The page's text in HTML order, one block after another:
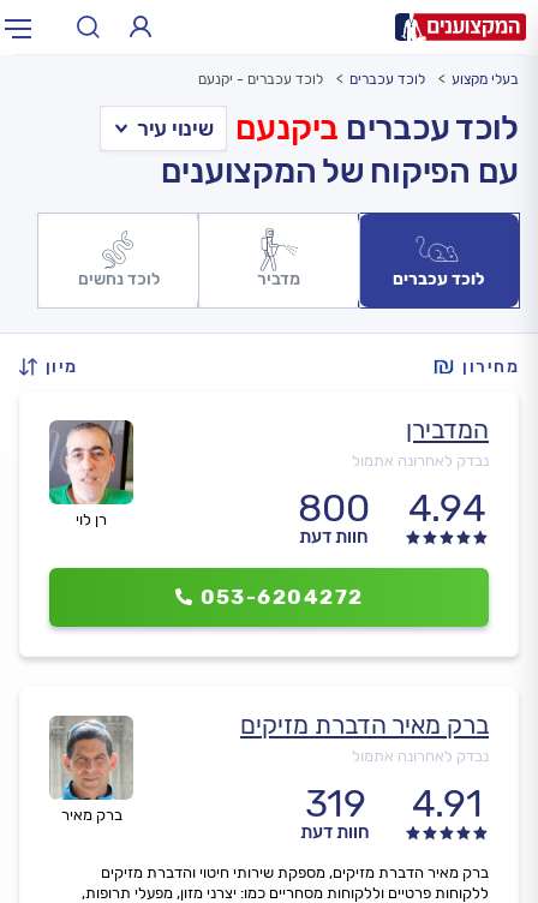
תחום
עירעיר: תל אביב, חיפה…
בעלי מקצוע לוכד עכברים לוכד עכברים - יקנעם
לוכד עכברים ביקנעם
עם הפיקוח של המקצוענים
לוכד עכברים מדביר לוכד נחשים
מחירון מיון
רן לוי
המדבירן
נבדק לאחרונה אתמול
4.94
800
חוות דעת
053-6204272
ברק מאיר
ברק מאיר הדברת מזיקים
נבדק לאחרונה אתמול
4.91
319
חוות דעת
ברק מאיר הדברת מזיקים, מספקת שירותי חיטוי והדברת מזיקים
ללקוחות פרטיים וללקוחות מסחריים כמו: יצרני מזון, מפעלי תרופות,